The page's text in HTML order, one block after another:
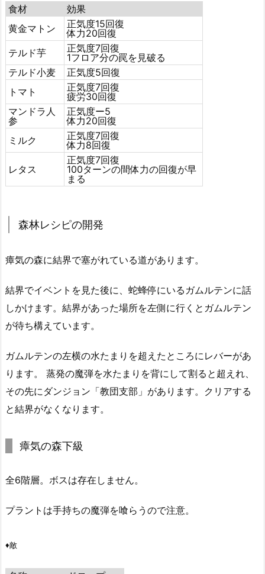
食材
効果
黄金マトン
正気度15回復
体力20回復
テルド芋
正気度7回復
1フロア分の罠を見破る
テルド小麦
正気度5回復
トマト
正気度7回復
疲労30回復
マンドラ人
参
正気度ー5
体力20回復
ミルク
正気度7回復
体力8回復
レタス
正気度7回復
100ターンの間体力の回復が早
まる
森林レシピの開発
瘴気の森に結界で塞がれている道があります。
結界でイベントを見た後に、蛇蜂停にいるガムルテンに話
しかけます。結界があった場所を左側に行くとガムルテン
が待ち構えています。
ガムルテンの左横の水たまりを超えたところにレバーがあ
ります。 蒸発の魔弾を水たまりを背にして割ると超えれ、
その先にダンジョン「教団支部」があります。クリアする
と結界がなくなります。
瘴気の森下級
全6階層。ボスは存在しません。
プラントは手持ちの魔弾を喰らうので注意。
♦敵